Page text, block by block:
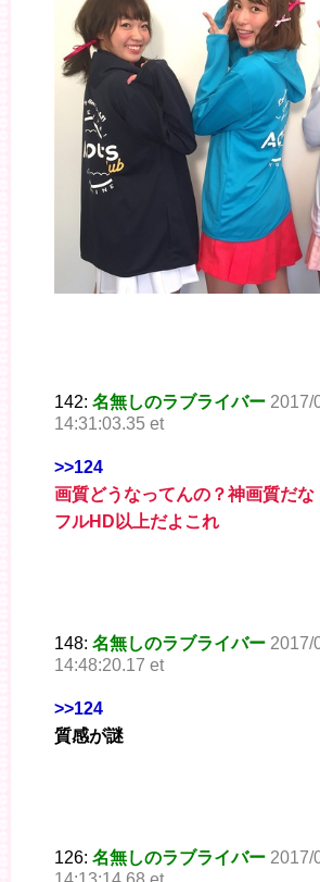
142: 名無しのラブライバー 2017/
14:31:03.35 et
>>124
画質どうなってんの？神画質だな
フルHD以上だよこれ
148: 名無しのラブライバー 2017/
14:48:20.17 et
>>124
質感が謎
126: 名無しのラブライバー 2017/